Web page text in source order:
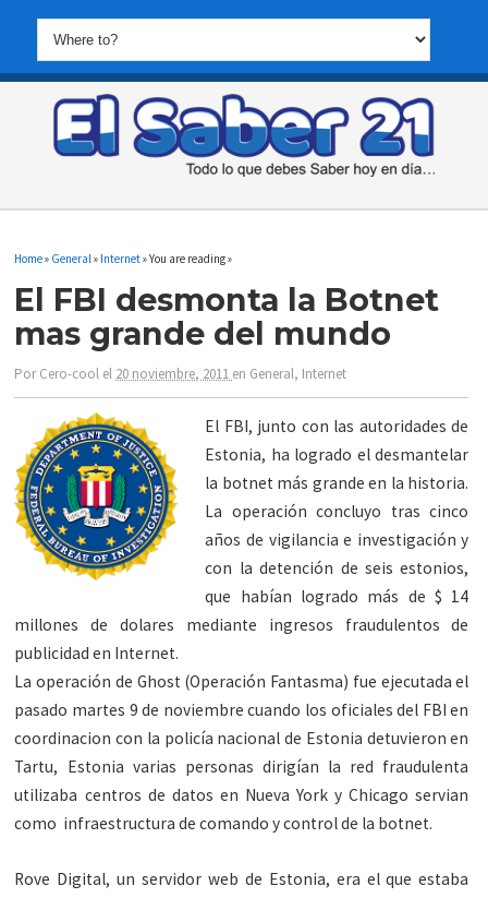
Home» General » Internet» You are reading »
El FBI desmonta la Botnet
mas grande del mundo
PorCero-cool el 20 noviembre, 2011 en General, Internet
El FBI, junto con las autoridades de
Estonia, ha logrado el desmantelar
la botnet más grande en la historia.
La operación concluyo tras cinco
años de vigilancia e investigación y
con la detención de seis estonios,
que habían logrado más de $ 14
millones de dolares mediante ingresos fraudulentos de
publicidad en Internet.
La operación de Ghost (Operación Fantasma) fue ejecutada el
pasado martes 9 de noviembre cuando los oficiales del FBI en
coordinacion con la policía nacional de Estonia detuvieron en
Tartu, Estonia varias personas dirigían la red fraudulenta
utilizaba centros de datos en Nueva York y Chicago servian
como infraestructura de comando y control de la botnet.
Rove Digital, un servidor web de Estonia, era el que estaba